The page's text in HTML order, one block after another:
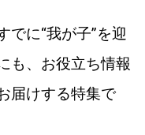
でに“我が子”を迎
も、お役立ち情報
届けする特集で